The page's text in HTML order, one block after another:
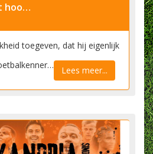
Ronny Derks wint hoofdprijs Toxandria WK 2026 Spel
toegeven, dat hij eigenlijk
Lees meer...